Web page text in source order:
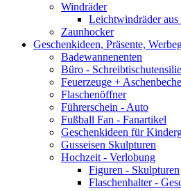
Windräder
Leichtwindräder aus
Zaunhocker
Geschenkideen, Präsente,
Badewannenenten
Büro -
Feuerzeuge +
Flaschenöffner
Führerschein - Auto
Fußball Fan - Fanartikel
Geschenkideen für
Gusseisen Skulpturen
Hochzeit - Verlobung
Figuren - Skulpturen
Flaschenhalter -